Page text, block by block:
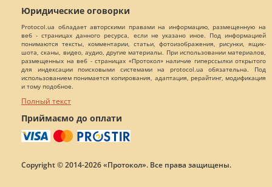
Юридические оговорки
Protocol.ua обладает авторскими правами на информацию, размещенную на
веб - страницах данного ресурса, если не указано иное. Под информацией
понимаются тексты, комментарии, статьи, фотоизображения, рисунки, ящик-
шота, сканы, видео, аудио, другие материалы. При использовании материалов,
размещенных на веб - страницах «Протокол» наличие гиперссылки открытого
для индексации поисковыми системами на protocol.ua обязательна. Под
использованием понимается копирования, адаптация, рерайтинг, модификация
и тому подобное.
Полный текст
Приймаємо до оплати
Copyright © 2014-2026 «Протокол». Все права защищены.